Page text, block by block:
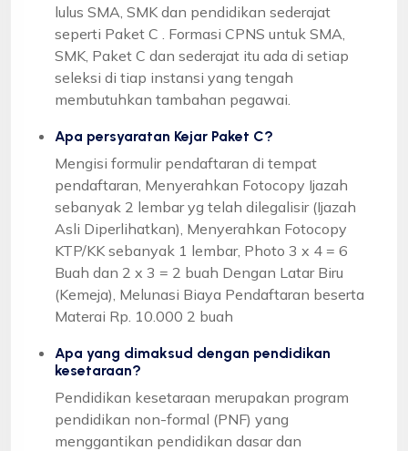
lulus SMA, SMK dan pendidikan sederajat
seperti Paket C . Formasi CPNS untuk SMA,
SMK, Paket C dan sederajat itu ada di setiap
seleksi di tiap instansi yang tengah
membutuhkan tambahan pegawai.
Apa persyaratan Kejar Paket C?
Mengisi formulir pendaftaran di tempat
pendaftaran, Menyerahkan Fotocopy Ijazah
sebanyak 2 lembar yg telah dilegalisir (Ijazah
Asli Diperlihatkan), Menyerahkan Fotocopy
KTP/KK sebanyak 1 lembar, Photo 3 x 4 = 6
Buah dan 2 x 3 = 2 buah Dengan Latar Biru
(Kemeja), Melunasi Biaya Pendaftaran beserta
Materai Rp. 10.000 2 buah
Apa yang dimaksud dengan pendidikan
kesetaraan?
Pendidikan kesetaraan merupakan program
pendidikan non-formal (PNF) yang
menggantikan pendidikan dasar dan